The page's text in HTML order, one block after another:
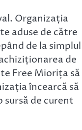
Organizația
aduse de către
de la simplul
de
Free Miorița să
încearcă să
sursă de curent